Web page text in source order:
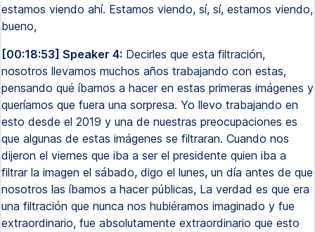
estamos viendo ahí. Estamos viendo, sí, sí, estamos viendo,
bueno,
[00:18:53] Speaker 4: Decirles que esta filtración,
nosotros llevamos muchos años trabajando con estas,
pensando qué íbamos a hacer en estas primeras imágenes y
queríamos que fuera una sorpresa. Yo llevo trabajando en
esto desde el 2019 y una de nuestras preocupaciones es
que algunas de estas imágenes se filtraran. Cuando nos
dijeron el viernes que iba a ser el presidente quien iba a
filtrar la imagen el sábado, digo el lunes, un día antes de que
nosotros las íbamos a hacer públicas, La verdad es que era
una filtración que nunca nos hubiéramos imaginado y fue
extraordinario, fue absolutamente extraordinario que esto